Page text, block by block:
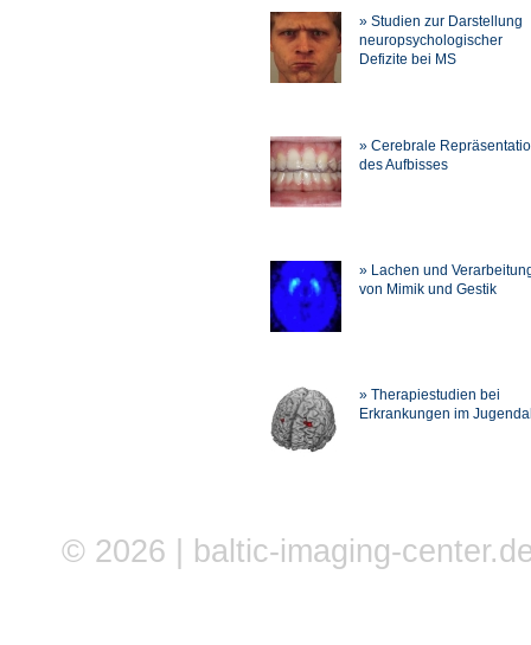
» Studien zur Darstellung
neuropsychologischer
Defizite bei MS
» Cerebrale
des Aufbisses
» Lachen und
von Mimik und Gestik
» Therapiestudien bei
Erkrankungen im
© 2026 | baltic-imaging-